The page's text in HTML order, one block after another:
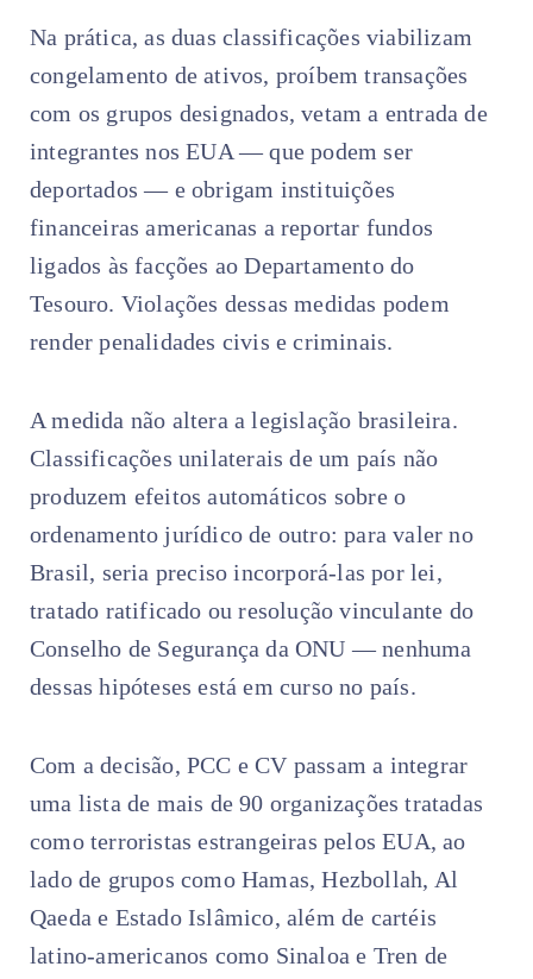
Na prática, as duas classificações viabilizam
congelamento de ativos, proíbem transações
com os grupos designados, vetam a entrada de
integrantes nos EUA — que podem ser
deportados — e obrigam instituições
financeiras americanas a reportar fundos
ligados às facções ao Departamento do
Tesouro. Violações dessas medidas podem
render penalidades civis e criminais.
A medida não altera a legislação brasileira.
Classificações unilaterais de um país não
produzem efeitos automáticos sobre o
ordenamento jurídico de outro: para valer no
Brasil, seria preciso incorporá-las por lei,
tratado ratificado ou resolução vinculante do
Conselho de Segurança da ONU — nenhuma
dessas hipóteses está em curso no país.
Com a decisão, PCC e CV passam a integrar
uma lista de mais de 90 organizações tratadas
como terroristas estrangeiras pelos EUA, ao
lado de grupos como Hamas, Hezbollah, Al
Qaeda e Estado Islâmico, além de cartéis
latino-americanos como Sinaloa e Tren de